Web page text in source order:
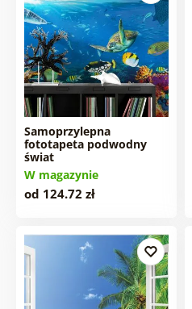
Samoprzylepna
fototapeta podwodny
świat
W magazynie
od 124.72 zł